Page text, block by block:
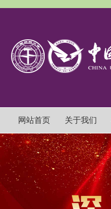
网站首页 关于我们